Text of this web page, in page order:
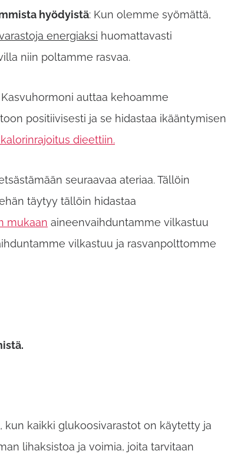
hyödyistä: Kun olemme syömättä,
energiaksi huomattavasti
niin poltamme rasvaa.
Kasvuhormoni auttaa kehoamme
positiivisesti ja se hidastaa ikääntymisen
dieettiin.
seuraavaa ateriaa. Tällöin
täytyy tällöin hidastaa
mukaan aineenvaihduntamme vilkastuu
vilkastuu ja rasvanpolttomme
kaikki glukoosivarastot on käytetty ja
lihaksistoa ja voimia, joita tarvitaan